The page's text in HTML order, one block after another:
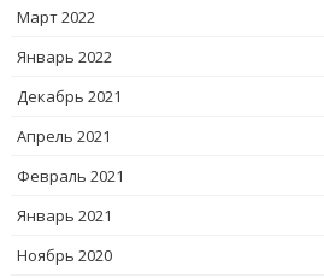
Март 2022
Январь 2022
Декабрь 2021
Апрель 2021
Февраль 2021
Январь 2021
Ноябрь 2020